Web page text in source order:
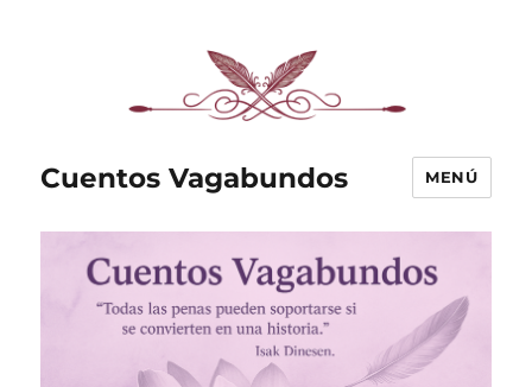
Cuentos Vagabundos MENÚ